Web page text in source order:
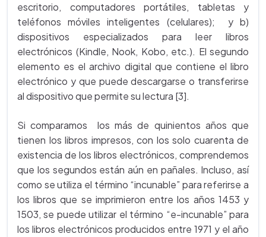
escritorio, computadores portátiles, tabletas y
teléfonos móviles inteligentes (celulares); y b)
dispositivos especializados para leer libros
electrónicos (Kindle, Nook, Kobo, etc.). El segundo
elemento es el archivo digital que contiene el libro
electrónico y que puede descargarse o transferirse
al dispositivo que permite su lectura [3].
Si comparamos los más de quinientos años que
tienen los libros impresos, con los solo cuarenta de
existencia de los libros electrónicos, comprendemos
que los segundos están aún en pañales. Incluso, así
como se utiliza el término “incunable” para referirse a
los libros que se imprimieron entre los años 1453 y
1503, se puede utilizar el término “e-incunable” para
los libros electrónicos producidos entre 1971 y el año